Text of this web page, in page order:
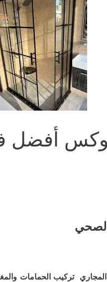
أفضل
تركيب الحمامات